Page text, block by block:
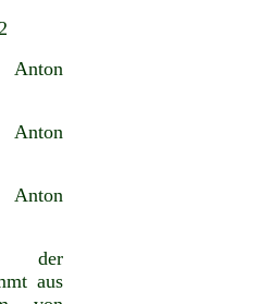
Anton
Anton
Anton
der
aus